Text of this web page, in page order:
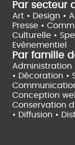
Par secteur
Art • Design •
Presse •
Culturelle •
Evènementiel
Par famille
Administration
• Décoration •
Conception
Conservation
• Diffusion •